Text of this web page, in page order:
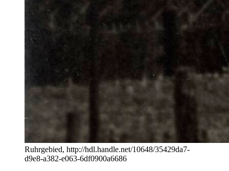
Ruhrgebied, http://hdl.handle.net/10648/35429da7-
d9e8-a382-e063-6df0900a6686